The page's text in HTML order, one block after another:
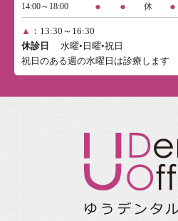
14:00～18:00
● ● 休 ●
▲ ：13:30～16:30
休診日
水曜•日曜•祝日
祝日のある週の水曜日は診療します